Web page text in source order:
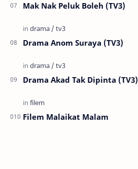
Mak Nak Peluk Boleh (TV3)
Drama Anom Suraya (TV3)
Drama Akad Tak Dipinta (TV3)
Filem Malaikat Malam